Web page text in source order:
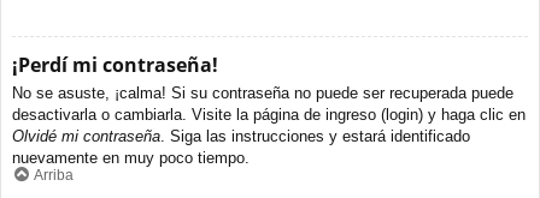
¡Perdí mi contraseña!
No se asuste, ¡calma! Si su contraseña no puede ser recuperada puede
desactivarla o cambiarla. Visite la página de ingreso (login) y haga clic en
Olvidé mi contraseña. Siga las instrucciones y estará identificado
nuevamente en muy poco tiempo.
Arriba